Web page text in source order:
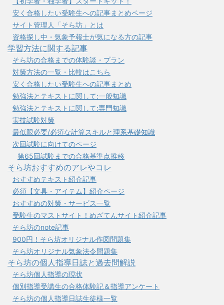
安く合格したい受験生への記事まとめページ
サイト管理人「そら坊」とは
資格探し中・気象予報士が気になる方の記事
学習方法に関する記事
そら坊の合格までの体験談・プラン
対策方法の一覧・比較はこちら
安く合格したい受験生への記事まとめ
勉強法とテキストに関して:一般知識
勉強法とテキストに関して:専門知識
実技試験対策
最低限必要/必須な計算スキルと理系基礎知識
次回試験に向けてのページ
第65回試験までの合格基準点推移
そら坊おすすめのアレやコレ
おすすめテキスト紹介記事
必須【文具・アイテム】紹介ページ
おすすめの対策・サービス一覧
受験生のマストサイト！めざてんサイト紹介記事
そら坊のnote記事
900円！そら坊オリジナル作図問題集
そら坊オリジナル気象法令問題集
そら坊の個人指導日誌と過去問解説
そら坊個人指導の現状
個別指導受講生の合格体験記＆指導アンケート
そら坊の個人指導日誌生徒様一覧